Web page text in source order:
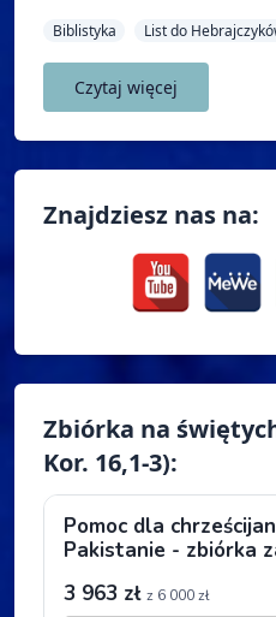
Biblistyka List do
Czytaj więcej
Znajdziesz nas na:
Zbiórka na
Kor. 16,1-3):